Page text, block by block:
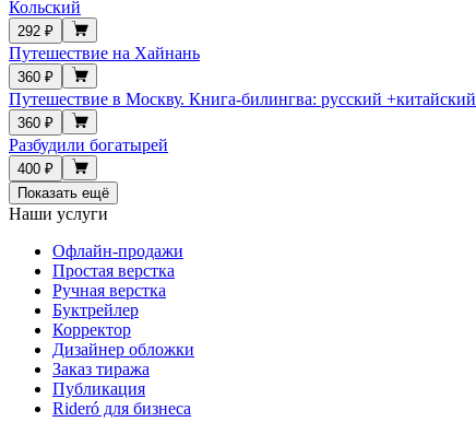
Кольский
292 ₽
Путешествие на Хайнань
360 ₽
Путешествие в Москву. Книга-билингва: русский +китайский
360 ₽
Разбудили богатырей
400 ₽
Показать ещё
Наши услуги
Офлайн-продажи
Простая верстка
Ручная верстка
Буктрейлер
Корректор
Дизайнер обложки
Заказ тиража
Публикация
Rideró для бизнеса